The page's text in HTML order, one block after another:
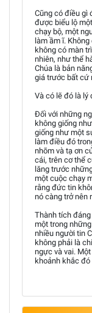
Cũng có điều gì
được biểu lộ
chạy bộ, một
làm ầm ĩ.
không có màn
nhiên, như thể
Chúa là bản
giá trước bất cứ
Và có lẽ đó là lý
Đối với những
không giống
giống như một
làm điều đó
nhõm và tạ ơn
cái, trên cơ thể
lăng trước
một cuộc chạy
rằng đức tin
nó càng trở nên
Thành tích
một trong
nhiều người tin
không phải là
ngực và vai.
khoảnh khắc đó